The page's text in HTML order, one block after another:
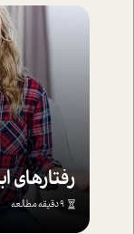
رفتارهای
9 دقیقه مطالعه